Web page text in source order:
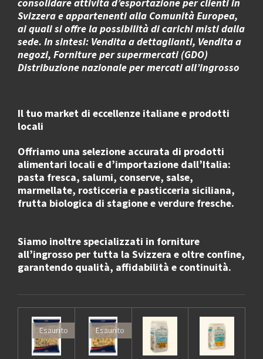
consolidare attività d’esportazione per clienti in
Svizzera e appartenenti alla Comunità Europea,
ai quali si offre la possibilità di carichi misti dalla
sede. In sintesi: Vendita a dettaglianti, Vendita a
negozi, Forniture per supermercati (GDO)
Distribuzione nazionale per mercati all’ingrosso
Il tuo market di eccellenze italiane e prodotti
locali
Offriamo una selezione accurata di prodotti
alimentari locali e d’importazione dall’Italia:
pasta fresca, salumi, conserve, salse,
marmellate, rosticceria e pasticceria siciliana,
frutta biologica di stagione e verdure fresche.
Siamo inoltre specializzati in forniture
all’ingrosso per tutta la Svizzera e oltre confine,
garantendo qualità, affidabilità e continuità.
Esaurito Esaurito